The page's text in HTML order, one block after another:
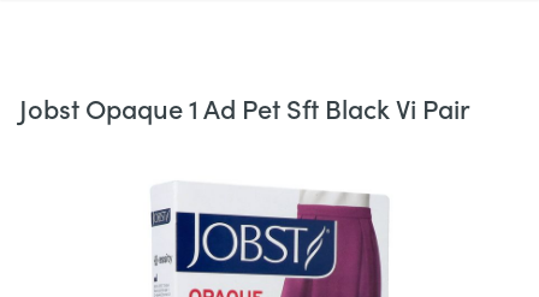
Jobst Opaque 1 Ad Pet Sft Black Vi Pair